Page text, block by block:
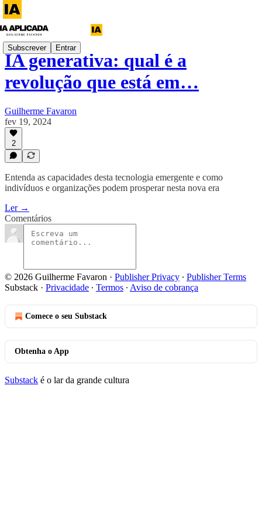
Subscrever Entrar
IA generativa: qual é a
revolução que está em…
Guilherme Favaron
fev 19, 2024
2
Entenda as capacidades desta tecnologia emergente e como
indivíduos e organizações podem prosperar nesta nova era
Ler →
Comentários
© 2026 Guilherme Favaron · Publisher Privacy ∙ Publisher Terms
Substack · Privacidade ∙ Termos ∙ Aviso de cobrança
Comece o seu Substack
Obtenha o App
Substack é o lar da grande cultura